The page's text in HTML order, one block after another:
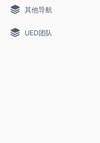
其他导航
UED团队